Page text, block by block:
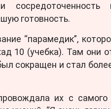
готовность.
“парамедик”,
10 (учебка). Там они
сокращен и стал
их с самого